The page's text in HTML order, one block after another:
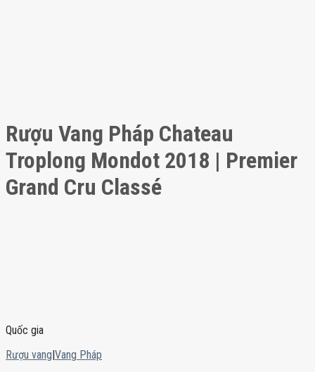
Rượu Vang Pháp Chateau
Troplong Mondot 2018 | Premier
Grand Cru Classé
Quốc gia
Rượu vang|Vang Pháp